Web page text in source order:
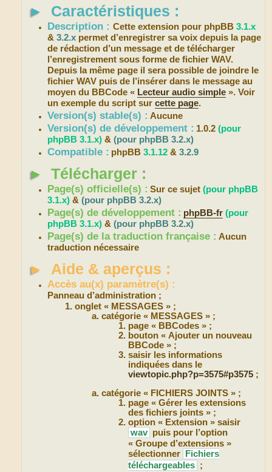
► Caractéristiques :
Description :Cette extension pour phpBB3.1.x
&3.2.x permet d’enregistrer sa voix depuis la page
de rédaction d’un message et de télécharger
l’enregistrement sous forme de fichier WAV.
Depuis la même page il sera possible de joindre le
fichier WAV puis de l’insérer dans le message au
moyen du BBCode « Lecteur audio simple ». Voir
un exemple du script surcette page.
Version(s) stable(s) : Aucune
Version(s) de développement : 1.0.2(pour
phpBB 3.1.x) &(pour phpBB 3.2.x)
Compatible : phpBB3.1.12 &3.2.9
► Télécharger :
Page(s) officielle(s) : Sur ce sujet(pour phpBB
3.1.x) &(pour phpBB 3.2.x)
Page(s) de développement : phpBB-fr (pour
phpBB 3.1.x) &(pour phpBB 3.2.x)
Page(s) de la traduction française : Aucun
traduction nécessaire
► Aide & aperçus :
Accès au(x) paramètre(s) :
Panneau d’administration ;
onglet « MESSAGES » ;
catégorie « MESSAGES » ;
page « BBCodes » ;
bouton « Ajouter un nouveau
BBCode » ;
saisir les informations
indiquées dans le
viewtopic.php?p=3575#p3575 ;
catégorie « FICHIERS JOINTS » ;
page « Gérer les extensions
des fichiers joints » ;
option « Extension » saisir
wav puis pour l’option
« Groupe d’extensions »
sélectionner
Fichiers
téléchargeables ;